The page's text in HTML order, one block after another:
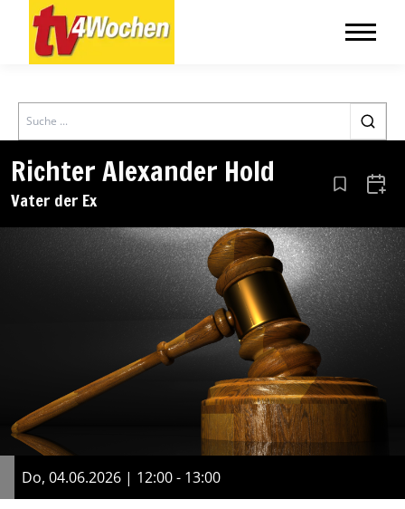
Search
Richter Alexander Hold
Vater der Ex Aus den
Do, 04.06.2026 | 12:00 - 13:00